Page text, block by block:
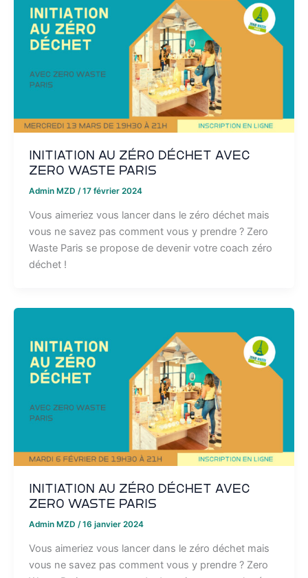
Initiation au zéro déchet avec
Zero Waste Paris
Admin MZD /17 février 2024
Vous aimeriez vous lancer dans le zéro déchet mais
vous ne savez pas comment vous y prendre ? Zero
Waste Paris se propose de devenir votre coach zéro
déchet !
Initiation au zéro déchet avec
Zero Waste Paris
Admin MZD /16 janvier 2024
Vous aimeriez vous lancer dans le zéro déchet mais
vous ne savez pas comment vous y prendre ? Zero